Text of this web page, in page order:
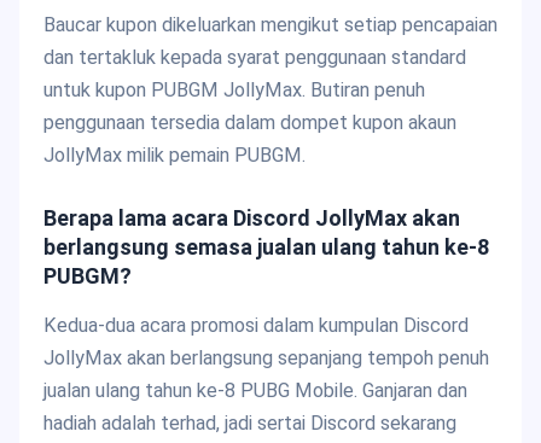
Baucar kupon dikeluarkan mengikut setiap pencapaian
dan tertakluk kepada syarat penggunaan standard
untuk kupon PUBGM JollyMax. Butiran penuh
penggunaan tersedia dalam dompet kupon akaun
JollyMax milik pemain PUBGM.
Berapa lama acara Discord JollyMax akan
berlangsung semasa jualan ulang tahun ke-8
PUBGM?
Kedua-dua acara promosi dalam kumpulan Discord
JollyMax akan berlangsung sepanjang tempoh penuh
jualan ulang tahun ke-8 PUBG Mobile. Ganjaran dan
hadiah adalah terhad, jadi sertai Discord sekarang